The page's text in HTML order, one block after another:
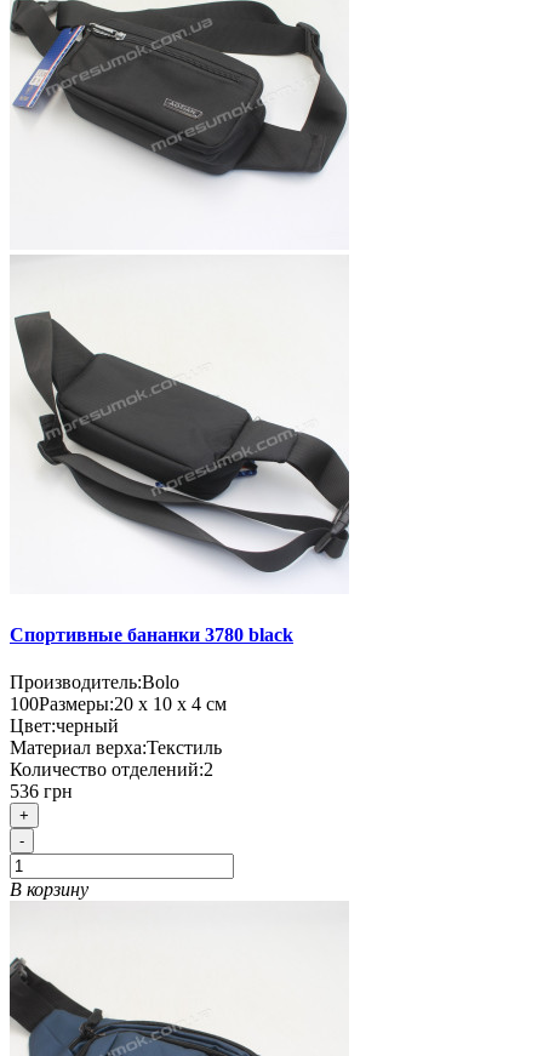
Спортивные бананки 3780 black
Производитель:Bolo
100Размеры:20 х 10 х 4 см
Цвет:черный
Материал верха:Текстиль
Количество отделений:2
536 грн
+
-
В корзину